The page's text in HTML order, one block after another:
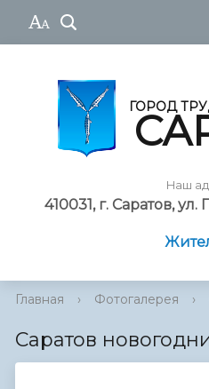
ГОРОД
Наш
410031, г. Саратов,
Главная › Фотогалерея ›
Саратов